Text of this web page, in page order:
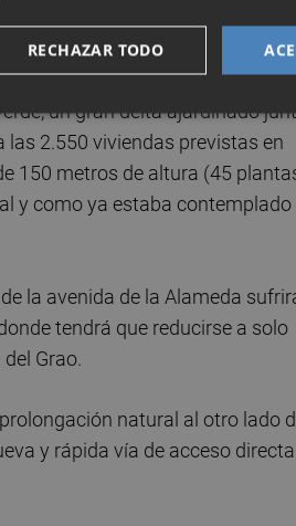
lagos previstos en el
un gran delta ajardinado
2.550 viviendas previstas en
150 metros de altura (45
y como ya estaba contemplado
la avenida de la Alameda
tendrá que reducirse a solo
Grao.
natural al otro lado
y rápida vía de acceso directa
RECHAZAR TODO